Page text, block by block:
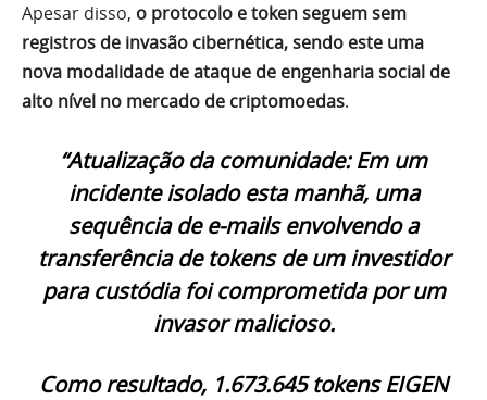
Apesar disso, o protocolo e token seguem sem
registros de invasão cibernética, sendo este uma
nova modalidade de ataque de engenharia social de
alto nível no mercado de criptomoedas.
“Atualização da comunidade: Em um
incidente isolado esta manhã, uma
sequência de e-mails envolvendo a
transferência de tokens de um investidor
para custódia foi comprometida por um
invasor malicioso.
Como resultado, 1.673.645 tokens EIGEN